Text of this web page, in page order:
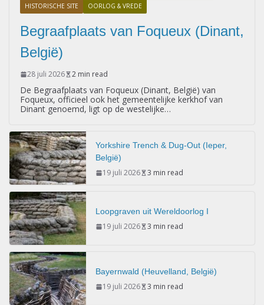
HISTORISCHE SITE
OORLOG & VREDE
Begraafplaats van Foqueux (Dinant,
België)
28 juli 2026 2 min read
De Begraafplaats van Foqueux (Dinant, België) van
Foqueux, officieel ook het gemeentelijke kerkhof van
Dinant genoemd, ligt op de westelijke…
Yorkshire Trench & Dug-Out (Ieper,
België)
19 juli 2026 3 min read
Loopgraven uit Wereldoorlog I
19 juli 2026 3 min read
Bayernwald (Heuvelland, België)
19 juli 2026 3 min read